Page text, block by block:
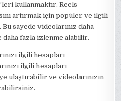
kullanmaktır. Reels
artırmak için popüler ve ilgili
sayede videolarınız daha
fazla izlenme alabilir.
ilgili hesapları
ilgili hesapları
ulaştırabilir ve videolarınızın